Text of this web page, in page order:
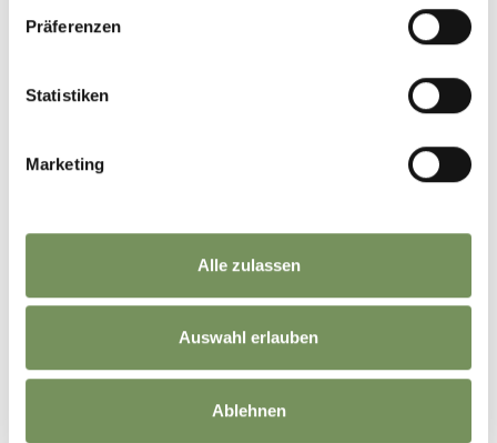
Präferenzen
Statistiken
Marketing
Alle zulassen
Auswahl erlauben
Ablehnen